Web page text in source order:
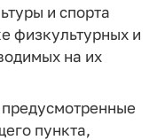
и спорта
физкультурных и
на их
пункта,